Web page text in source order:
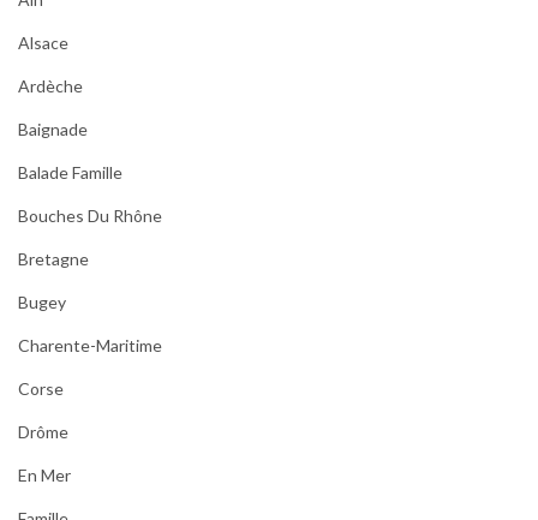
Alsace
Ardèche
Baignade
Balade Famille
Bouches Du Rhône
Bretagne
Bugey
Charente-Maritime
Corse
Drôme
En Mer